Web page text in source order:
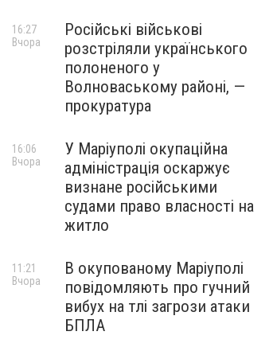
Російські військові
розстріляли українського
полоненого у
Волноваському районі, —
прокуратура
16:27
Вчора
У Маріуполі окупаційна
адміністрація оскаржує
визнане російськими
судами право власності на
житло
16:06
Вчора
В окупованому Маріуполі
повідомляють про гучний
вибух на тлі загрози атаки
БПЛА
11:21
Вчора